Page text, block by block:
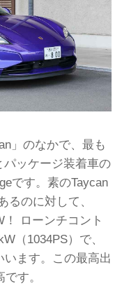
」のなかで、最も
パッケージ装着車の
です。素のTaycan
るのに対して、
！ ローンチコント
（1034PS）で、
ます。この最高出
す。